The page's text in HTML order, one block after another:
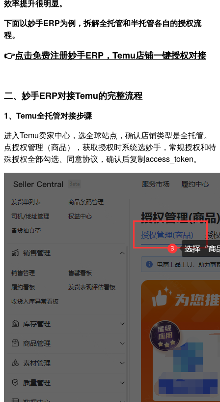
效率提升很明显。
下面以妙手ERP为例，拆解全托管和半托管各自的授权流
程。
👉点击免费注册妙手ERP，Temu店铺一键授权对接
二、妙手ERP对接Temu的完整流程
1、Temu全托管对接步骤
进入Temu卖家中心，选全球站点，确认店铺类型是全托管。
点授权管理（商品），获取授权时系统选妙手，常规授权和特
殊授权全部勾选、同意协议，确认后复制access_token。